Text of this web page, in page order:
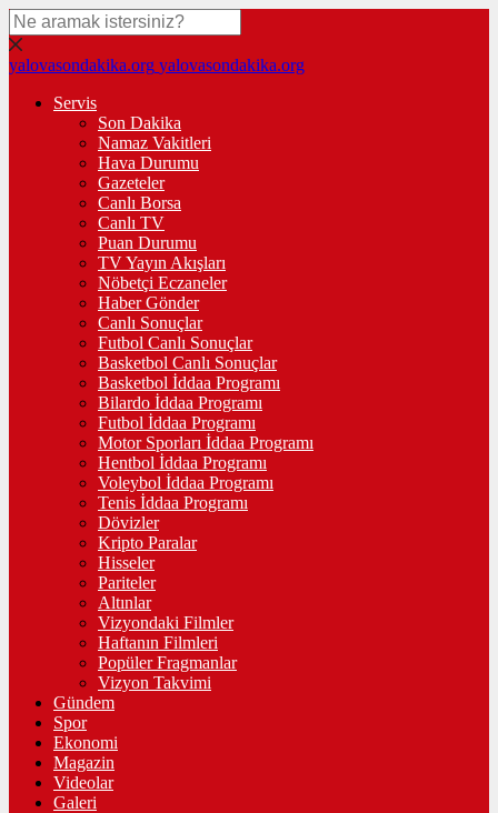
yalovasondakika.org yalovasondakika.org
Servis
Son Dakika
Namaz Vakitleri
Hava Durumu
Gazeteler
Canlı Borsa
Canlı TV
Puan Durumu
TV Yayın Akışları
Nöbetçi Eczaneler
Haber Gönder
Canlı Sonuçlar
Futbol Canlı Sonuçlar
Basketbol Canlı Sonuçlar
Basketbol İddaa Programı
Bilardo İddaa Programı
Futbol İddaa Programı
Motor Sporları İddaa Programı
Hentbol İddaa Programı
Voleybol İddaa Programı
Tenis İddaa Programı
Dövizler
Kripto Paralar
Hisseler
Pariteler
Altınlar
Vizyondaki Filmler
Haftanın Filmleri
Popüler Fragmanlar
Vizyon Takvimi
Gündem
Spor
Ekonomi
Magazin
Videolar
Galeri